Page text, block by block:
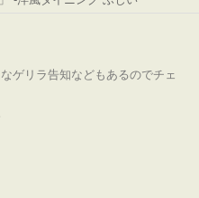
ゲリラ告知などもあるのでチェ